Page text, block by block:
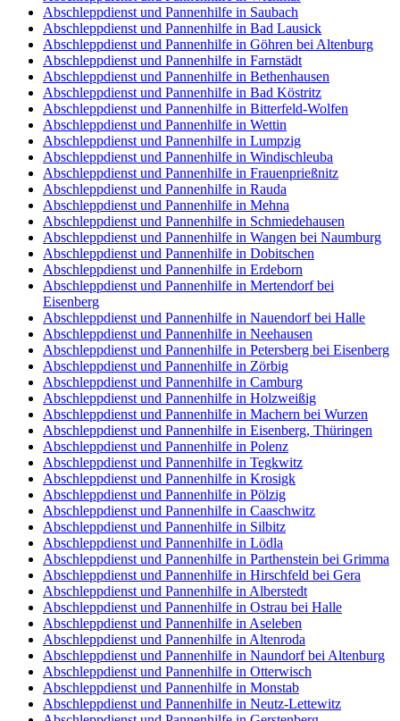
Abschleppdienst und Pannenhilfe in Saubach
Abschleppdienst und Pannenhilfe in Bad Lausick
Abschleppdienst und Pannenhilfe in Göhren bei Altenburg
Abschleppdienst und Pannenhilfe in Farnstädt
Abschleppdienst und Pannenhilfe in Bethenhausen
Abschleppdienst und Pannenhilfe in Bad Köstritz
Abschleppdienst und Pannenhilfe in Bitterfeld-Wolfen
Abschleppdienst und Pannenhilfe in Wettin
Abschleppdienst und Pannenhilfe in Lumpzig
Abschleppdienst und Pannenhilfe in Windischleuba
Abschleppdienst und Pannenhilfe in Frauenprießnitz
Abschleppdienst und Pannenhilfe in Rauda
Abschleppdienst und Pannenhilfe in Mehna
Abschleppdienst und Pannenhilfe in Schmiedehausen
Abschleppdienst und Pannenhilfe in Wangen bei Naumburg
Abschleppdienst und Pannenhilfe in Dobitschen
Abschleppdienst und Pannenhilfe in Erdeborn
Abschleppdienst und Pannenhilfe in Mertendorf bei
Eisenberg
Abschleppdienst und Pannenhilfe in Nauendorf bei Halle
Abschleppdienst und Pannenhilfe in Neehausen
Abschleppdienst und Pannenhilfe in Petersberg bei Eisenberg
Abschleppdienst und Pannenhilfe in Zörbig
Abschleppdienst und Pannenhilfe in Camburg
Abschleppdienst und Pannenhilfe in Holzweißig
Abschleppdienst und Pannenhilfe in Machern bei Wurzen
Abschleppdienst und Pannenhilfe in Eisenberg, Thüringen
Abschleppdienst und Pannenhilfe in Polenz
Abschleppdienst und Pannenhilfe in Tegkwitz
Abschleppdienst und Pannenhilfe in Krosigk
Abschleppdienst und Pannenhilfe in Pölzig
Abschleppdienst und Pannenhilfe in Caaschwitz
Abschleppdienst und Pannenhilfe in Silbitz
Abschleppdienst und Pannenhilfe in Lödla
Abschleppdienst und Pannenhilfe in Parthenstein bei Grimma
Abschleppdienst und Pannenhilfe in Hirschfeld bei Gera
Abschleppdienst und Pannenhilfe in Alberstedt
Abschleppdienst und Pannenhilfe in Ostrau bei Halle
Abschleppdienst und Pannenhilfe in Aseleben
Abschleppdienst und Pannenhilfe in Altenroda
Abschleppdienst und Pannenhilfe in Naundorf bei Altenburg
Abschleppdienst und Pannenhilfe in Otterwisch
Abschleppdienst und Pannenhilfe in Monstab
Abschleppdienst und Pannenhilfe in Neutz-Lettewitz